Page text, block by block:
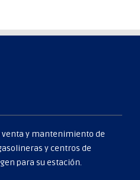
venta y mantenimiento de
y centros de
para su estación.